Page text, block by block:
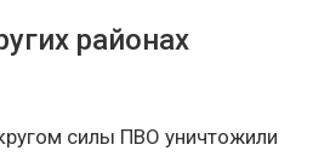
районах
силы ПВО уничтожили